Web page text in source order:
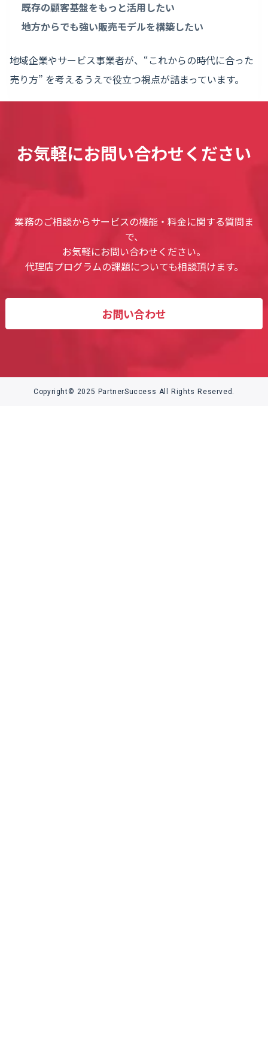
既存の顧客基盤をもっと活用したい
地方からでも強い販売モデルを構築したい
地域企業やサービス事業者が、“これからの時代に合った
売り方” を考えるうえで役立つ視点が詰まっています。
お気軽にお問い合わせください
業務のご相談からサービスの機能・料金に関する質問ま
で、
お気軽にお問い合わせください。
代理店プログラムの課題についても相談頂けます。
お問い合わせ
Copyright© 2025 PartnerSuccess All Rights Reserved.